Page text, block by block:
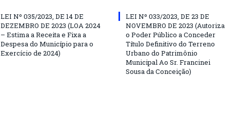
LEI Nº 035/2023, DE 14 DE
DEZEMBRO DE 2023 (LOA 2024
– Estima a Receita e Fixa a
Despesa do Município para o
Exercício de 2024)
LEI Nº 033/2023, DE 23 DE
NOVEMBRO DE 2023 (Autoriza
o Poder Público a Conceder
Título Definitivo do Terreno
Urbano do Patrimônio
Municipal Ao Sr. Francinei
Sousa da Conceição)